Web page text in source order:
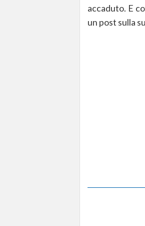
accaduto. E
un post sulla